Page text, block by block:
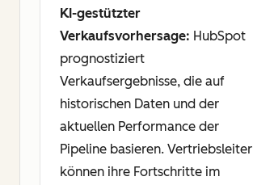
KI-gestützter
Verkaufsvorhersage: HubSpot
prognostiziert
Verkaufsergebnisse, die auf
historischen Daten und der
aktuellen Performance der
Pipeline basieren. Vertriebsleiter
können ihre Fortschritte im